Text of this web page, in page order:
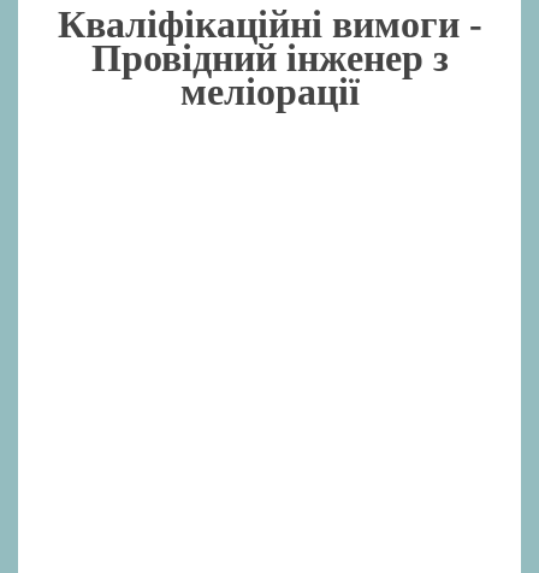
Кваліфікаційні вимоги -
Провідний інженер з
меліорації